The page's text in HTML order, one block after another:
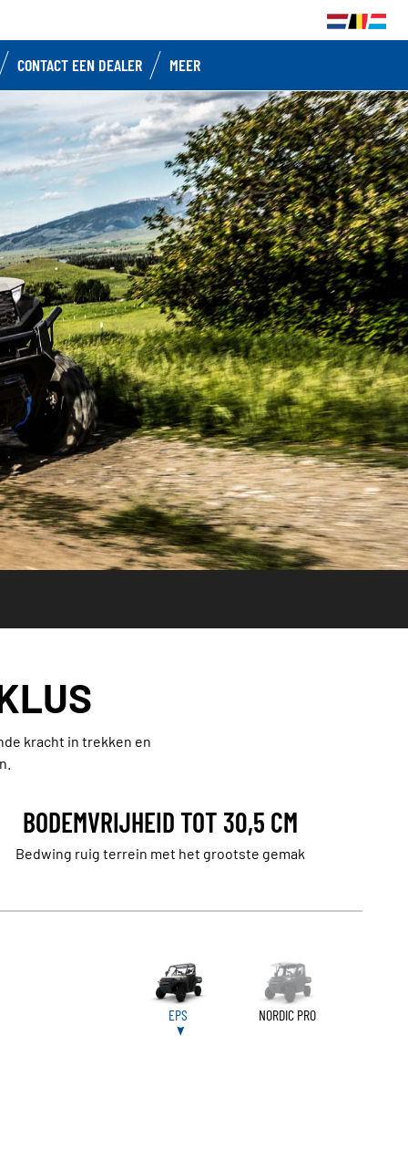
CONTACT EEN DEALER MEER
kracht in trekken en
BODEMVRIJHEID TOT 30,5 CM
Bedwing ruig terrein met het grootste gemak
EPS NORDIC PRO